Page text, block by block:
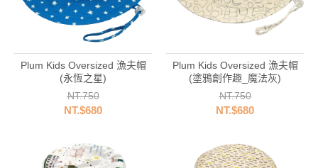
Plum Kids Oversized 漁夫帽
(永恆之星)
NT.750
NT.$680
Plum Kids Oversized 漁夫帽
(塗鴉創作趣_魔法灰)
NT.750
NT.$680